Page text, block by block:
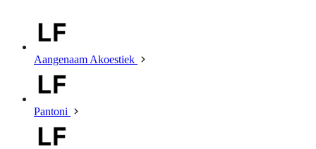
Aangenaam Akoestiek
Pantoni